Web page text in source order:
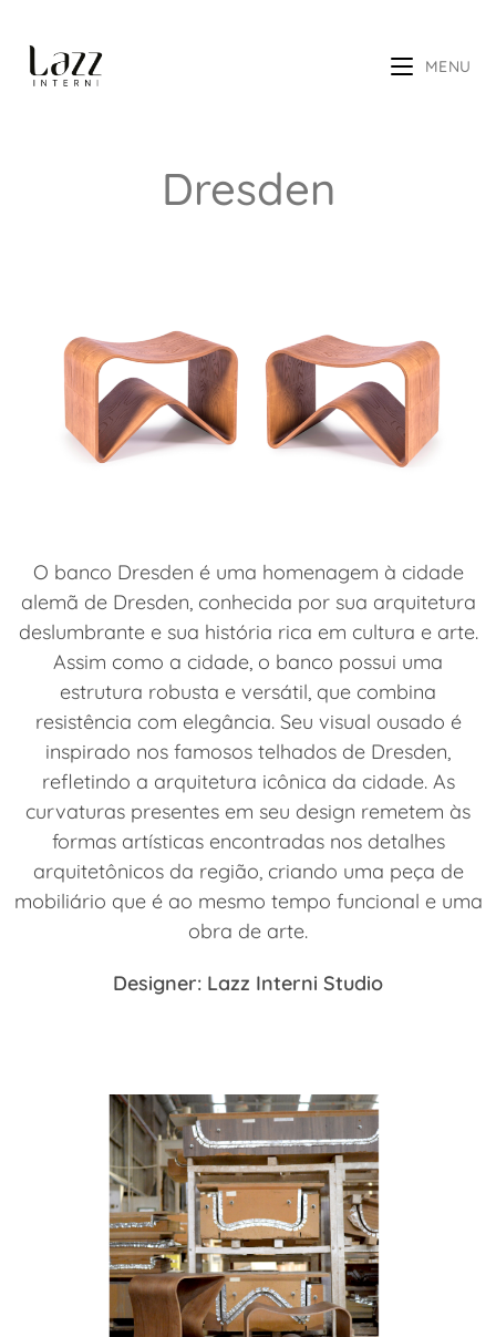
MENU
Dresden
O banco Dresden é uma homenagem à cidade
alemã de Dresden, conhecida por sua arquitetura
deslumbrante e sua história rica em cultura e arte.
Assim como a cidade, o banco possui uma
estrutura robusta e versátil, que combina
resistência com elegância. Seu visual ousado é
inspirado nos famosos telhados de Dresden,
refletindo a arquitetura icônica da cidade. As
curvaturas presentes em seu design remetem às
formas artísticas encontradas nos detalhes
arquitetônicos da região, criando uma peça de
mobiliário que é ao mesmo tempo funcional e uma
obra de arte.
Designer: Lazz Interni Studio